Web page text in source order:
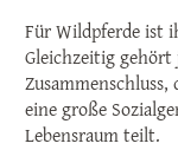
Für Wildpferde ist
Gleichzeitig gehört
eine große
Lebensraum teilt.